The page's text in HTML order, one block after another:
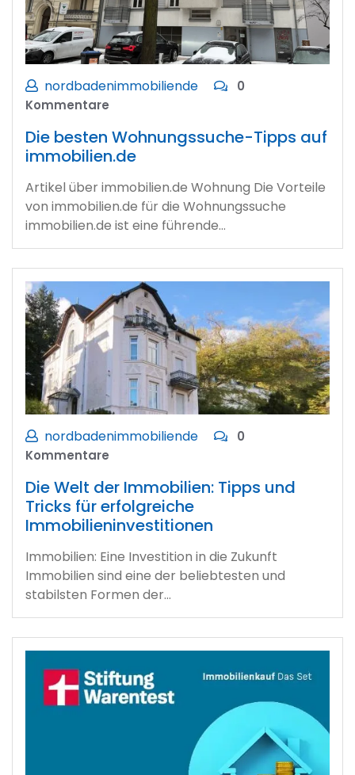
nordbadenimmobiliende
0
Kommentare
Die besten Wohnungssuche-Tipps auf
immobilien.de
Artikel über immobilien.de Wohnung Die Vorteile
von immobilien.de für die Wohnungssuche
immobilien.de ist eine führende…
nordbadenimmobiliende
0
Kommentare
Die Welt der Immobilien: Tipps und
Tricks für erfolgreiche
Immobilieninvestitionen
Immobilien: Eine Investition in die Zukunft
Immobilien sind eine der beliebtesten und
stabilsten Formen der…